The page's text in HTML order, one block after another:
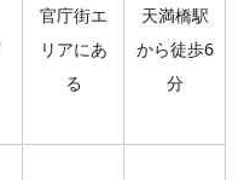
官庁街エ
リアにあ
る
天満橋駅
から徒歩6
分